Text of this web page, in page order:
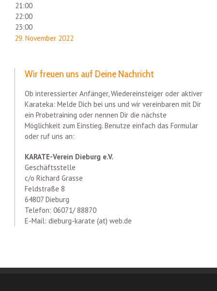
21:00
22:00
23:00
29. November 2022
Wir freuen uns auf Deine Nachricht
Ob interessierter Anfänger, Wiedereinsteiger oder aktiver
Karateka: Melde Dich bei uns und wir vereinbaren mit Dir
ein Probetraining oder nennen Dir die nächste
Möglichkeit zum Einstieg. Benutze einfach das Formular
oder ruf uns an:
KARATE-Verein Dieburg e.V.
Geschäftsstelle
c/o Richard Grasse
Feldstraße 8
64807 Dieburg
Telefon: 06071/ 88870
E-Mail: dieburg-karate (at) web.de